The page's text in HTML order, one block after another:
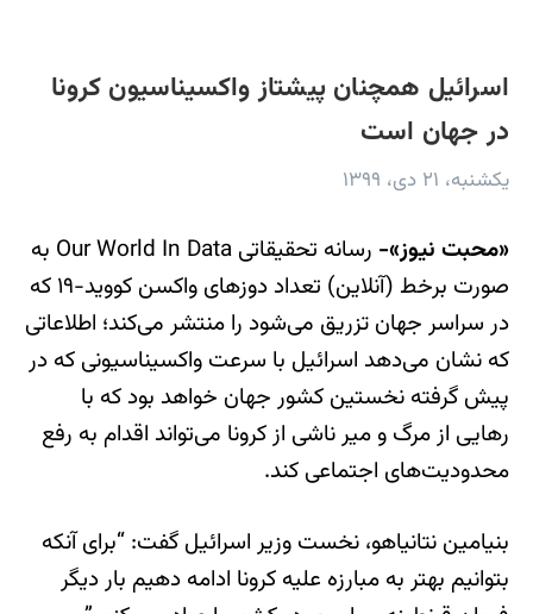
اسرائیل همچنان پیشتاز واکسیناسیون کرونا
در جهان است
یکشنبه، ۲۱ دی، ۱۳۹۹
«محبت نیوز»-
رسانه تحقیقاتی Our World In Data به
صورت برخط (آنلاین) تعداد دوزهای واکسن کووید-۱۹ که
در سراسر جهان تزریق می‌شود را منتشر می‌کند؛ اطلاعاتی
که نشان می‌دهد اسرائیل با سرعت واکسیناسیونی که در
پیش گرفته نخستین کشور جهان خواهد بود که با
رهایی از مرگ و میر ناشی از کرونا می‌تواند اقدام به رفع
محدودیت‌های اجتماعی کند.
بنیامین نتانیاهو، نخست وزیر اسرائیل گفت: “برای آنکه
بتوانیم بهتر به مبارزه علیه کرونا ادامه دهیم بار دیگر